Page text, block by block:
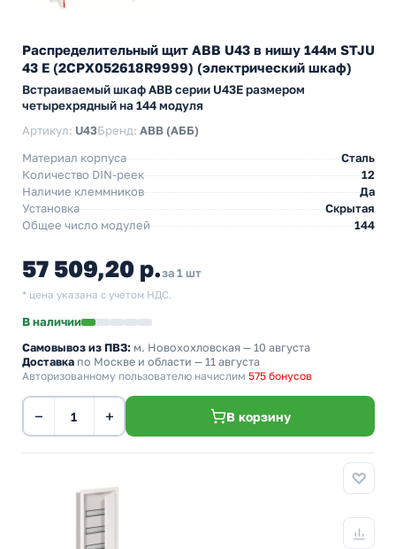
Распределительный щит ABB U43 в нишу 144м STJU
43 E (2CPX052618R9999) (электрический шкаф)
Встраиваемый шкаф АВВ серии U43Е размером
четырехрядный на 144 модуля
Артикул: U43Бренд: ABB (АББ)
Материал корпуса
Сталь
Количество DIN-реек
12
Наличие клеммников
Да
Установка
Скрытая
Общее число модулей
144
57 509,20 р.за 1 шт
* цена указана с учетом НДС.
В наличии
Самовывоз из ПВЗ: м. Новохохловская — 10 августа
Доставка по Москве и области — 11 августа
Авторизованному пользователю начислим 575 бонусов
− + В корзину